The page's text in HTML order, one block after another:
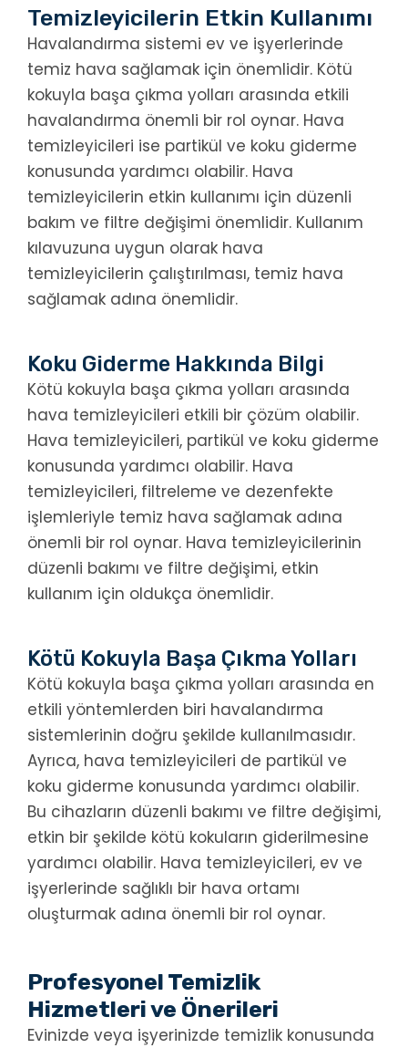
Temizleyicilerin Etkin Kullanımı
Havalandırma sistemi ev ve işyerlerinde
temiz hava sağlamak için önemlidir. Kötü
kokuyla başa çıkma yolları arasında etkili
havalandırma önemli bir rol oynar. Hava
temizleyicileri ise partikül ve koku giderme
konusunda yardımcı olabilir. Hava
temizleyicilerin etkin kullanımı için düzenli
bakım ve filtre değişimi önemlidir. Kullanım
kılavuzuna uygun olarak hava
temizleyicilerin çalıştırılması, temiz hava
sağlamak adına önemlidir.
Koku Giderme Hakkında Bilgi
Kötü kokuyla başa çıkma yolları arasında
hava temizleyicileri etkili bir çözüm olabilir.
Hava temizleyicileri, partikül ve koku giderme
konusunda yardımcı olabilir. Hava
temizleyicileri, filtreleme ve dezenfekte
işlemleriyle temiz hava sağlamak adına
önemli bir rol oynar. Hava temizleyicilerinin
düzenli bakımı ve filtre değişimi, etkin
kullanım için oldukça önemlidir.
Kötü Kokuyla Başa Çıkma Yolları
Kötü kokuyla başa çıkma yolları arasında en
etkili yöntemlerden biri havalandırma
sistemlerinin doğru şekilde kullanılmasıdır.
Ayrıca, hava temizleyicileri de partikül ve
koku giderme konusunda yardımcı olabilir.
Bu cihazların düzenli bakımı ve filtre değişimi,
etkin bir şekilde kötü kokuların giderilmesine
yardımcı olabilir. Hava temizleyicileri, ev ve
işyerlerinde sağlıklı bir hava ortamı
oluşturmak adına önemli bir rol oynar.
Profesyonel Temizlik
Hizmetleri ve Önerileri
Evinizde veya işyerinizde temizlik konusunda